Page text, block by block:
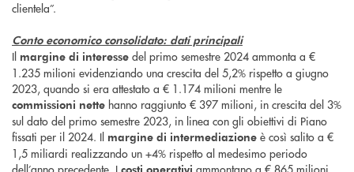
clientela”.
Conto economico consolidato: dati principali
Il margine di interesse del primo semestre 2024 ammonta a €
1.235 milioni evidenziando una crescita del 5,2% rispetto a giugno
2023, quando si era attestato a € 1.174 milioni mentre le
commissioni nette hanno raggiunto € 397 milioni, in crescita del 3%
sul dato del primo semestre 2023, in linea con gli obiettivi di Piano
fissati per il 2024. Il margine di intermediazione è così salito a €
1,5 miliardi realizzando un +4% rispetto al medesimo periodo